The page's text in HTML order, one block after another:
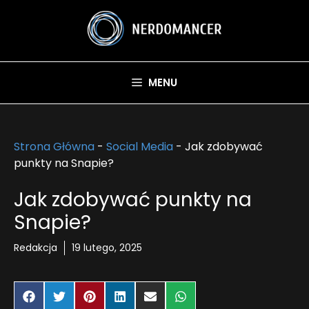
MENU
Strona Główna - Social Media - Jak zdobywać
punkty na Snapie?
Jak zdobywać punkty na
Snapie?
Redakcja 19 lutego, 2025
ShareShareShareShareShareShare